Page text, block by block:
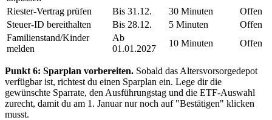
Riester-Vertrag prüfen
Bis 31.12. 30 Minuten
Offen
Steuer-ID bereithalten
Bis 28.12. 5 Minuten
Offen
Familienstand/Kinder
melden
Ab
01.01.2027
10 Minuten Offen
Punkt 6: Sparplan vorbereiten. Sobald das Altersvorsorgedepot
verfügbar ist, richtest du einen Sparplan ein. Lege dir die
gewünschte Sparrate, den Ausführungstag und die ETF-Auswahl
zurecht, damit du am 1. Januar nur noch auf "Bestätigen" klicken
musst.